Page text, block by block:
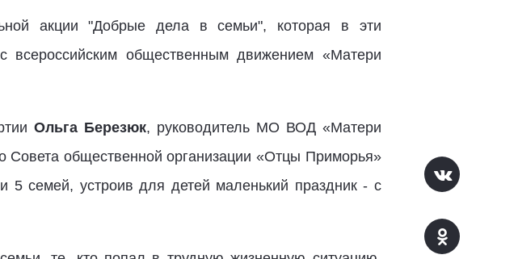
акции "Добрые дела в семьи", которая в эти
всероссийским общественным движением «Матери
Ольга Березюк, руководитель МО ВОД «Матери
Совета общественной организации «Отцы Приморья»
5 семей, устроив для детей маленький праздник - с